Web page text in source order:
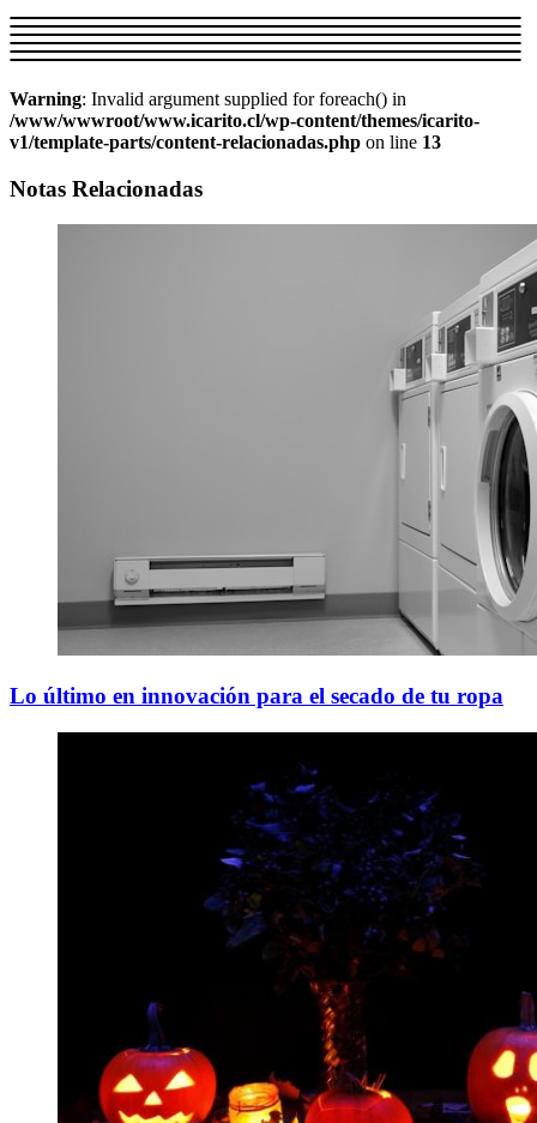
Warning: Invalid argument supplied for foreach() in
/www/wwwroot/www.icarito.cl/wp-content/themes/icarito-
v1/template-parts/content-relacionadas.php on line 13
Notas Relacionadas
Lo último en innovación para el secado de tu ropa